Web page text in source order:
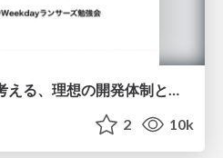
Applivの開発体制から考える、理想の開発体制とは？
2 10k